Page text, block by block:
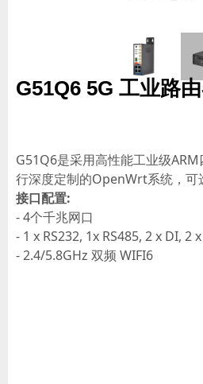
G51Q6 5G 工业路
G51Q6是采用高性能工业级
行深度定制的OpenWrt系统，可
接口配置:
- 4个千兆网口
- 1 x RS232, 1x RS485, 2 x DI, 2
- 2.4/5.8GHz 双频 WIFI6